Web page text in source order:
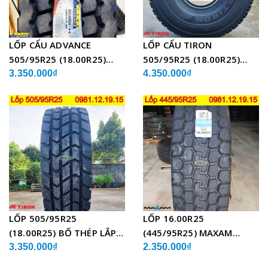
LỐP CẨU ADVANCE
505/95R25 (18.00R25)
GLB05 BỐ THÉP
3.350.000₫
LỐP CẨU TIRON
505/95R25 (18.00R25)
TCH21 BỐ THÉP
4.350.000₫
LỐP 505/95R25
(18.00R25) BỐ THÉP LẮP
XE CẨU
3.350.000₫
LỐP 16.00R25
(445/95R25) MAXAM
MSVO1 BỐ THÉP LẮP XE
2.350.000₫